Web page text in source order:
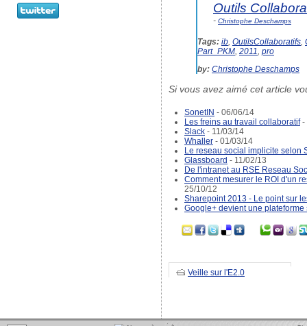
Outils
- Christophe Deschamps
Tags: ib, OutilsCollaboratifs,
Part_PKM, 2011, pro
by: Christophe Deschamps
Si vous avez aimé cet article
SonetIN - 06/06/14
Les freins au travail collaboratif-
Slack - 11/03/14
Whaller - 01/03/14
Le reseau social implicite selon
Glassboard - 11/02/13
De l'intranet au RSE Reseau
Comment mesurer le ROI d'un
25/10/12
Sharepoint 2013 - Le point sur
Google+ devient une
Veille sur l'E2.0